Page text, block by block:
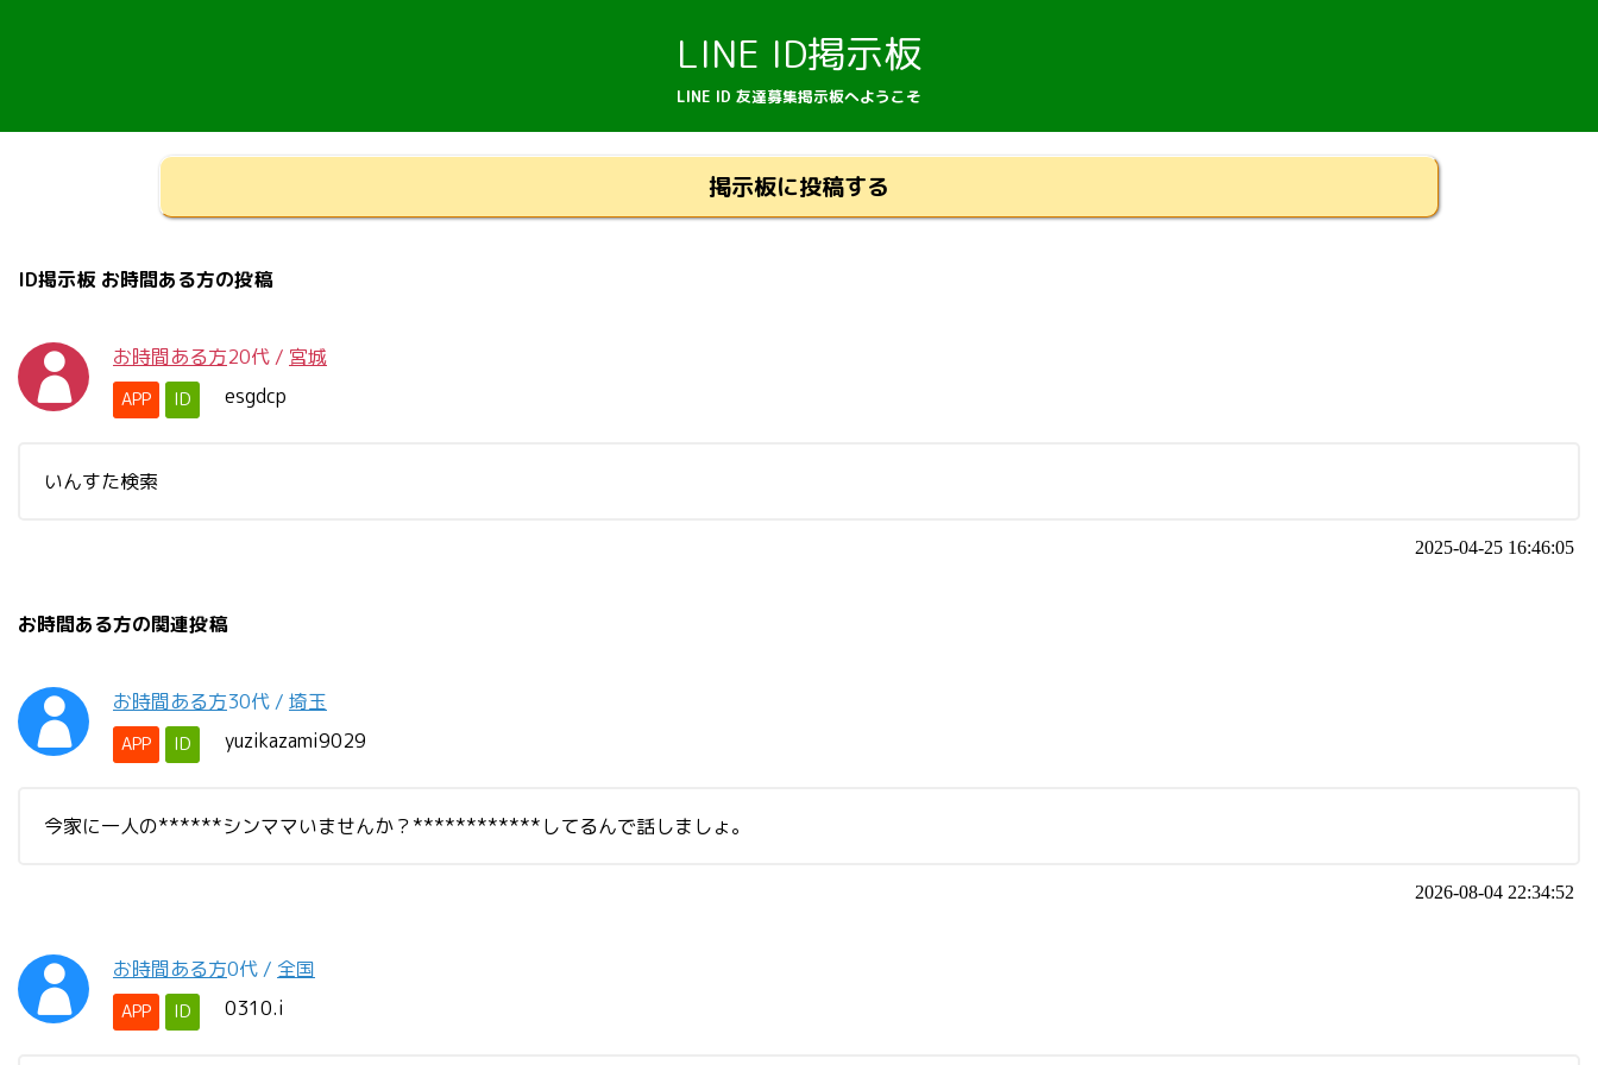
LINE ID掲示板
LINE ID 友達募集掲示板へようこそ
掲示板に投稿する
ID掲示板 お時間ある方の投稿
お時間ある方20代 / 宮城
APP ID esgdcp
いんすた検索
2025-04-25 16:46:05
お時間ある方の関連投稿
お時間ある方30代 / 埼玉
APP ID yuzikazami9029
今家に一人の******シンママいませんか？************してるんで話しましょ。
2026-08-04 22:34:52
お時間ある方0代 / 全国
APP ID 0310.i